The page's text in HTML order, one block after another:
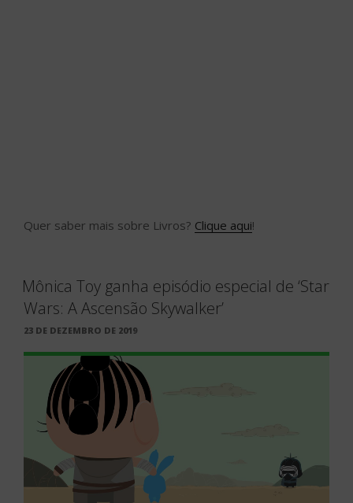
Quer saber mais sobre Livros? Clique aqui!
Mônica Toy ganha episódio especial de ‘Star
Wars: A Ascensão Skywalker’
PUBLICADO
23 DE DEZEMBRO DE 2019